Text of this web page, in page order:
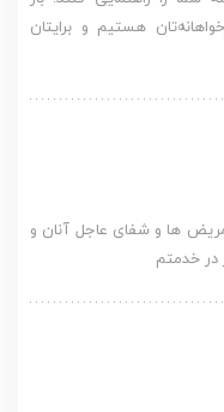
هستیم و برایتان
ها و شفای عاجل آنان و
در خدمتم